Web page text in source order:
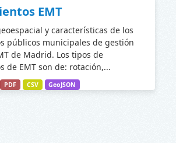
EMT
y características de los
públicos municipales de gestión
de Madrid. Los tipos de
de EMT son de: rotación,...
PDF CSV GeoJSON